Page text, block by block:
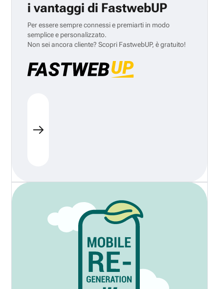
i vantaggi di FastwebUP
Per essere sempre connessi e premiarti in modo
semplice e personalizzato.
Non sei ancora cliente? Scopri FastwebUP, è gratuito!